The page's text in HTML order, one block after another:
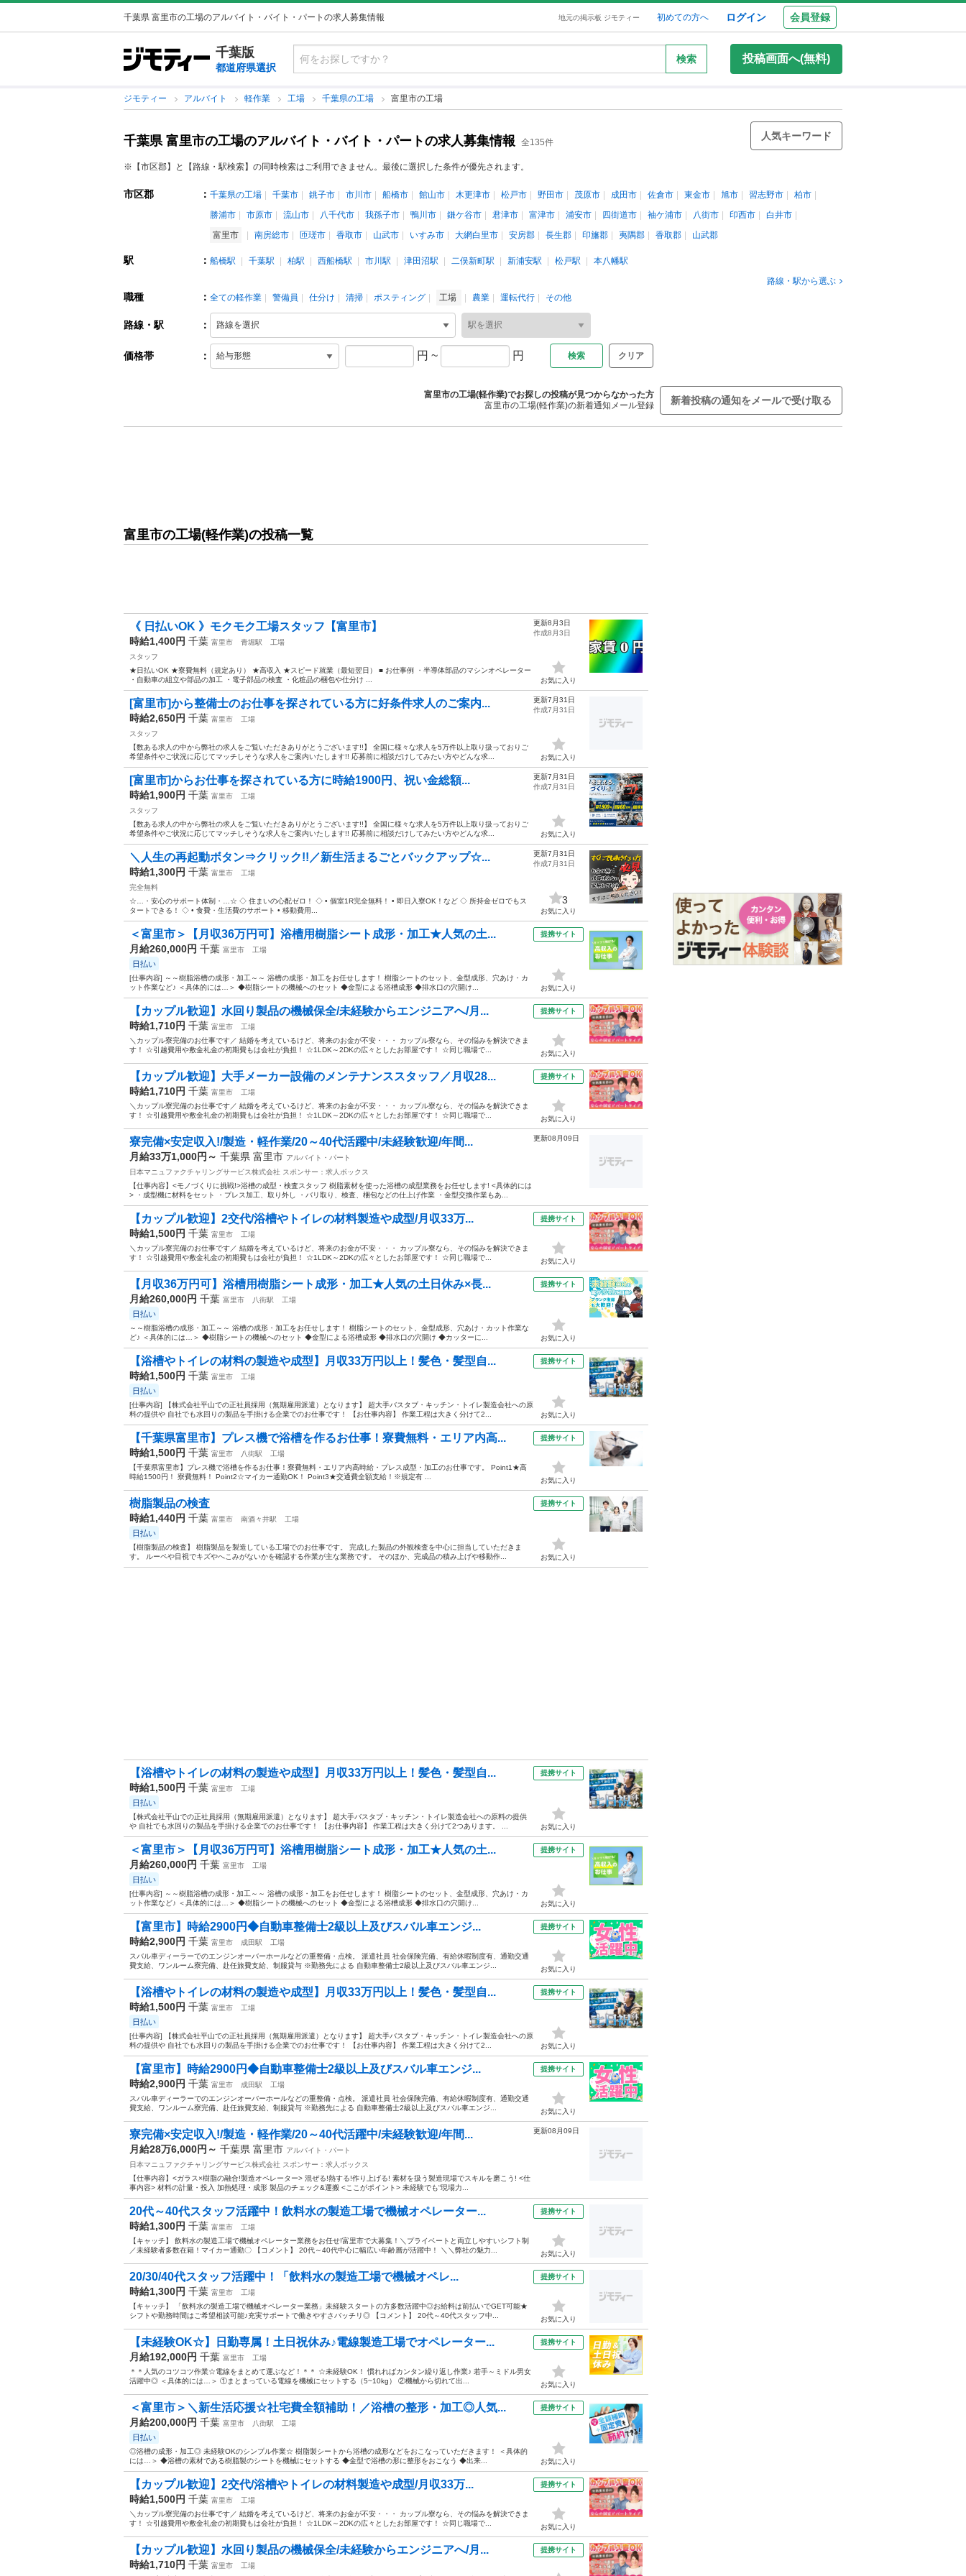
千葉県 富里市の工場のアルバイト・バイト・パートの求人募集情報 地元の掲示板 ジモティー 初めての方へ ログイン 会員登録
千葉版
都道府県選択
検索 投稿画面へ(無料)
ジモティー アルバイト 軽作業 工場 千葉県の工場 富里市の工場
千葉県 富里市の工場のアルバイト・バイト・パートの求人募集情報 全135件
人気キーワード
※【市区郡】と【路線・駅検索】の同時検索はご利用できません。最後に選択した条件が優先されます。
市区郡 ： 千葉県の工場 千葉市 銚子市 市川市 船橋市 館山市 木更津市 松戸市 野田市 茂原市 成田市 佐倉市 東金市 旭市 習志野市
柏市
勝浦市
市原市 流山市 八千代市 我孫子市 鴨川市 鎌ケ谷市 君津市 富津市 浦安市 四街道市 袖ケ浦市 八街市 印西市
白井市
富里市
南房総市 匝瑳市 香取市 山武市 いすみ市 大網白里市 安房郡 長生郡 印旛郡 夷隅郡 香取郡 山武郡
駅 ： 船橋駅 千葉駅 柏駅 西船橋駅 市川駅 津田沼駅 二俣新町駅 新浦安駅 松戸駅
本八幡駅
路線・駅から選ぶ
職種 ： 全ての軽作業 警備員 仕分け 清掃 ポスティング 工場 農業 運転代行 その他
路線・駅 ：
価格帯 ： 円 ~ 円 クリア
富里市の工場(軽作業)でお探しの投稿が見つからなかった方
富里市の工場(軽作業)の新着通知メール登録
新着投稿の通知をメールで受け取る
富里市の工場(軽作業)の投稿一覧
《 日払いOK 》モクモク工場スタッフ【富里市】
時給1,400円 千葉 富里市 青堀駅
工場
スタッフ
★日払いOK ★寮費無料（規定あり） ★高収入 ★スピード就業（最短翌日） ■ お仕事例 ・半導体部品のマシンオペレーター
・自動車の組立や部品の加工 ・電子部品の検査 ・化粧品の梱包や仕分け ...
更新8月3日
作成8月3日
お気に入り
[富里市]から整備士のお仕事を探されている方に好条件求人のご案内...
時給2,650円 千葉 富里市
工場
スタッフ
【数ある求人の中から弊社の求人をご覧いただきありがとうございます!!】 全国に様々な求人を5万件以上取り扱っておりご
希望条件やご状況に応じてマッチしそうな求人をご案内いたします!! 応募前に相談だけしてみたい方やどんな求...
更新7月31日
作成7月31日
お気に入り
[富里市]からお仕事を探されている方に時給1900円、祝い金総額...
時給1,900円 千葉 富里市
工場
スタッフ
【数ある求人の中から弊社の求人をご覧いただきありがとうございます!!】 全国に様々な求人を5万件以上取り扱っておりご
希望条件やご状況に応じてマッチしそうな求人をご案内いたします!! 応募前に相談だけしてみたい方やどんな求...
更新7月31日
作成7月31日
お気に入り
＼人生の再起動ボタン⇒クリック!!／新生活まるごとバックアップ☆...
時給1,300円 千葉 富里市
工場
完全無料
☆…・安心のサポート体制・…☆ ◇ 住まいの心配ゼロ！ ◇ • 個室1R完全無料！ • 即日入寮OK！など ◇ 所持金ゼロでもス
タートできる！ ◇ • 食費・生活費のサポート • 移動費用...
更新7月31日
作成7月31日
3
お気に入り
＜富里市＞【月収36万円可】浴槽用樹脂シート成形・加工★人気の土...
月給260,000円 千葉 富里市 工場
日払い
[仕事内容] ～～樹脂浴槽の成形・加工～～ 浴槽の成形・加工をお任せします！ 樹脂シートのセット、金型成形、穴あけ・カ
ット作業など♪ ＜具体的には…＞ ◆樹脂シートの機械へのセット ◆金型による浴槽成形 ◆排水口の穴開け...
提携サイト
お気に入り
【カップル歓迎】水回り製品の機械保全/未経験からエンジニアへ/月...
時給1,710円 千葉 富里市
工場
＼カップル寮完備のお仕事です／ 結婚を考えているけど、将来のお金が不安・・・ カップル寮なら、その悩みを解決できま
す！ ☆引越費用や敷金礼金の初期費もは会社が負担！ ☆1LDK～2DKの広々としたお部屋です！ ☆同じ職場で...
提携サイト
お気に入り
【カップル歓迎】大手メーカー設備のメンテナンススタッフ／月収28...
時給1,710円 千葉 富里市
工場
＼カップル寮完備のお仕事です／ 結婚を考えているけど、将来のお金が不安・・・ カップル寮なら、その悩みを解決できま
す！ ☆引越費用や敷金礼金の初期費もは会社が負担！ ☆1LDK～2DKの広々としたお部屋です！ ☆同じ職場で...
提携サイト
お気に入り
寮完備×安定収入!/製造・軽作業/20～40代活躍中/未経験歓迎/年間...
月給33万1,000円～ 千葉県 富里市 アルバイト・パート
日本マニュファクチャリングサービス株式会社 スポンサー：求人ボックス
【仕事内容】<モノづくりに挑戦!>浴槽の成型・検査スタッフ 樹脂素材を使った浴槽の成型業務をお任せします! <具体的には
> ・成型機に材料をセット ・プレス加工、取り外し ・バリ取り、検査、梱包などの仕上げ作業 ・金型交換作業もあ...
更新08月09日
【カップル歓迎】2交代/浴槽やトイレの材料製造や成型/月収33万...
時給1,500円 千葉 富里市
工場
＼カップル寮完備のお仕事です／ 結婚を考えているけど、将来のお金が不安・・・ カップル寮なら、その悩みを解決できま
す！ ☆引越費用や敷金礼金の初期費もは会社が負担！ ☆1LDK～2DKの広々としたお部屋です！ ☆同じ職場で...
提携サイト
お気に入り
【月収36万円可】浴槽用樹脂シート成形・加工★人気の土日休み×長...
月給260,000円 千葉 富里市 八街駅 工場
日払い
～～樹脂浴槽の成形・加工～～ 浴槽の成形・加工をお任せします！ 樹脂シートのセット、金型成形、穴あけ・カット作業な
ど♪ ＜具体的には…＞ ◆樹脂シートの機械へのセット ◆金型による浴槽成形 ◆排水口の穴開け ◆カッターに...
提携サイト
お気に入り
【浴槽やトイレの材料の製造や成型】月収33万円以上！髪色・髪型自...
時給1,500円 千葉 富里市 工場
日払い
[仕事内容] 【株式会社平山での正社員採用（無期雇用派遣）となります】 超大手バスタブ・キッチン・トイレ製造会社への原
料の提供や 自社でも水回りの製品を手掛ける企業でのお仕事です！ 【お仕事内容】 作業工程は大きく分けて2...
提携サイト
お気に入り
【千葉県富里市】プレス機で浴槽を作るお仕事！寮費無料・エリア内高...
時給1,500円 千葉 富里市 八街駅
工場
【千葉県富里市】プレス機で浴槽を作るお仕事！寮費無料・エリア内高時給・プレス成型・加工のお仕事です。 Point1★高
時給1500円！ 寮費無料！ Point2☆マイカー通勤OK！ Point3★交通費全額支給！※規定有 ...
提携サイト
お気に入り
樹脂製品の検査
時給1,440円 千葉 富里市 南酒々井駅 工場
日払い
【樹脂製品の検査】 樹脂製品を製造している工場でのお仕事です。 完成した製品の外観検査を中心に担当していただきま
す。 ルーペや目視でキズやへこみがないかを確認する作業が主な業務です。 そのほか、完成品の積み上げや移動作...
提携サイト
お気に入り
【浴槽やトイレの材料の製造や成型】月収33万円以上！髪色・髪型自...
時給1,500円 千葉 富里市 工場
日払い
【株式会社平山での正社員採用（無期雇用派遣）となります】 超大手バスタブ・キッチン・トイレ製造会社への原料の提供
や 自社でも水回りの製品を手掛ける企業でのお仕事です！ 【お仕事内容】 作業工程は大きく分けて2つあります。 ...
提携サイト
お気に入り
＜富里市＞【月収36万円可】浴槽用樹脂シート成形・加工★人気の土...
月給260,000円 千葉 富里市 工場
日払い
[仕事内容] ～～樹脂浴槽の成形・加工～～ 浴槽の成形・加工をお任せします！ 樹脂シートのセット、金型成形、穴あけ・カ
ット作業など♪ ＜具体的には…＞ ◆樹脂シートの機械へのセット ◆金型による浴槽成形 ◆排水口の穴開け...
提携サイト
お気に入り
【富里市】時給2900円◆自動車整備士2級以上及びスバル車エンジ...
時給2,900円 千葉 富里市 成田駅
工場
スバル車ディーラーでのエンジンオーバーホールなどの重整備・点検。 派遣社員 社会保険完備、有給休暇制度有、通勤交通
費支給、ワンルーム寮完備、赴任旅費支給、制服貸与 ※勤務先による 自動車整備士2級以上及びスバル車エンジ...
提携サイト
お気に入り
【浴槽やトイレの材料の製造や成型】月収33万円以上！髪色・髪型自...
時給1,500円 千葉 富里市 工場
日払い
[仕事内容] 【株式会社平山での正社員採用（無期雇用派遣）となります】 超大手バスタブ・キッチン・トイレ製造会社への原
料の提供や 自社でも水回りの製品を手掛ける企業でのお仕事です！ 【お仕事内容】 作業工程は大きく分けて2...
提携サイト
お気に入り
【富里市】時給2900円◆自動車整備士2級以上及びスバル車エンジ...
時給2,900円 千葉 富里市 成田駅
工場
スバル車ディーラーでのエンジンオーバーホールなどの重整備・点検。 派遣社員 社会保険完備、有給休暇制度有、通勤交通
費支給、ワンルーム寮完備、赴任旅費支給、制服貸与 ※勤務先による 自動車整備士2級以上及びスバル車エンジ...
提携サイト
お気に入り
寮完備×安定収入!/製造・軽作業/20～40代活躍中/未経験歓迎/年間...
月給28万6,000円～ 千葉県 富里市 アルバイト・パート
日本マニュファクチャリングサービス株式会社 スポンサー：求人ボックス
【仕事内容】<ガラス×樹脂の融合!製造オペレーター> 混ぜる!熱する!作り上げる! 素材を扱う製造現場でスキルを磨こう! <仕
事内容> 材料の計量・投入 加熱処理・成形 製品のチェック&運搬 <ここがポイント> 未経験でも“現場力...
更新08月09日
20代～40代スタッフ活躍中！飲料水の製造工場で機械オペレーター...
時給1,300円 千葉 富里市
工場
【キャッチ】 飲料水の製造工場で機械オペレーター業務をお任せ!富里市で大募集！＼プライベートと両立しやすいシフト制
／未経験者多数在籍！マイカー通勤〇 【コメント】 20代～40代中心に幅広い年齢層が活躍中！ ＼＼弊社の魅力...
提携サイト
お気に入り
20/30/40代スタッフ活躍中！「飲料水の製造工場で機械オペレ...
時給1,300円 千葉 富里市
工場
【キャッチ】 「飲料水の製造工場で機械オペレーター業務」未経験スタートの方多数活躍中◎お給料は前払いでGET可能★
シフトや勤務時間はご希望相談可能♪充実サポートで働きやすさバッチリ◎ 【コメント】 20代～40代スタッフ中...
提携サイト
お気に入り
【未経験OK☆】日勤専属！土日祝休み♪電線製造工場でオペレーター...
月給192,000円 千葉 富里市
工場
＊＊人気のコツコツ作業☆電線をまとめて運ぶなど！＊＊ ☆未経験OK！ 慣れればカンタン繰り返し作業♪ 若手～ミドル男女
活躍中◎ ＜具体的には…＞ ①まとまっている電線を機械にセットする（5~10kg） ②機械から切れて出...
提携サイト
お気に入り
＜富里市＞＼新生活応援☆社宅費全額補助！／浴槽の整形・加工◎人気...
月給200,000円 千葉 富里市 八街駅 工場
日払い
◎浴槽の成形・加工◎ 未経験OKのシンプル作業☆ 樹脂製シートから浴槽の成形などをおこなっていただきます！ ＜具体的
には…＞ ◆浴槽の素材である樹脂製のシートを機械にセットする ◆金型で浴槽の形に整形をおこなう ◆出来...
提携サイト
お気に入り
【カップル歓迎】2交代/浴槽やトイレの材料製造や成型/月収33万...
時給1,500円 千葉 富里市
工場
＼カップル寮完備のお仕事です／ 結婚を考えているけど、将来のお金が不安・・・ カップル寮なら、その悩みを解決できま
す！ ☆引越費用や敷金礼金の初期費もは会社が負担！ ☆1LDK～2DKの広々としたお部屋です！ ☆同じ職場で...
提携サイト
お気に入り
【カップル歓迎】水回り製品の機械保全/未経験からエンジニアへ/月...
時給1,710円 千葉 富里市
工場
提携サイト